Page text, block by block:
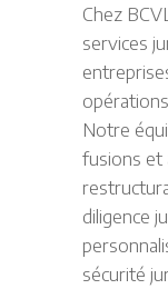
Chez
services
Notre
fusions et
diligence
sécurité